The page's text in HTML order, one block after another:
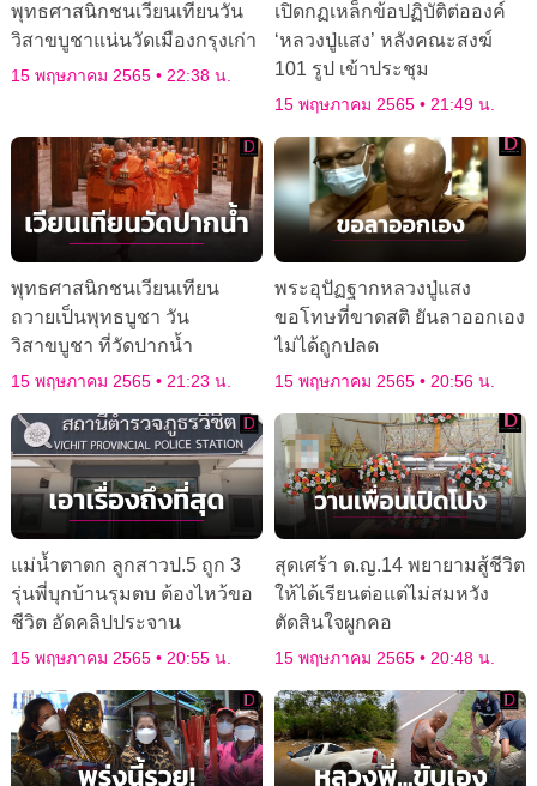
พุทธศาสนิกชนเวียนเทียนวัน
วิสาขบูชาแน่นวัดเมืองกรุงเก่า
15 พฤษภาคม 2565 22:38 น.
เปิดกฏเหล็กข้อปฏิบัติต่อองค์
‘หลวงปู่แสง’ หลังคณะสงฆ์
101 รูป เข้าประชุม
15 พฤษภาคม 2565 21:49 น.
พุทธศาสนิกชนเวียนเทียน
ถวายเป็นพุทธบูชา วัน
วิสาขบูชา ที่วัดปากน้ำ
15 พฤษภาคม 2565 21:23 น.
พระอุปัฏฐากหลวงปู่แสง
ขอโทษที่ขาดสติ ยันลาออกเอง
ไม่ได้ถูกปลด
15 พฤษภาคม 2565 20:56 น.
แม่น้ำตาตก ลูกสาวป.5 ถูก 3
รุ่นพี่บุกบ้านรุมตบ ต้องไหว้ขอ
ชีวิต อัดคลิปประจาน
15 พฤษภาคม 2565 20:55 น.
สุดเศร้า ด.ญ.14 พยายามสู้ชีวิต
ให้ได้เรียนต่อแต่ไม่สมหวัง
ตัดสินใจผูกคอ
15 พฤษภาคม 2565 20:48 น.